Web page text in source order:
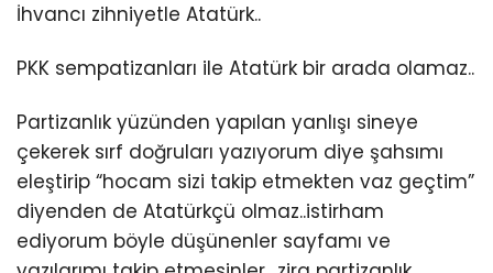
İhvancı zihniyetle Atatürk..
PKK sempatizanları ile Atatürk bir arada olamaz..
Partizanlık yüzünden yapılan yanlışı sineye
çekerek sırf doğruları yazıyorum diye şahsımı
eleştirip “hocam sizi takip etmekten vaz geçtim”
diyenden de Atatürkçü olmaz..istirham
ediyorum böyle düşünenler sayfamı ve